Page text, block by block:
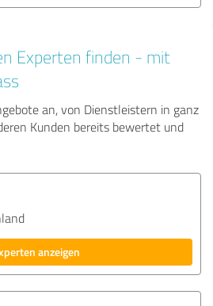
Experten finden - mit
an, von Dienstleistern in ganz
Kunden bereits bewertet und
anzeigen